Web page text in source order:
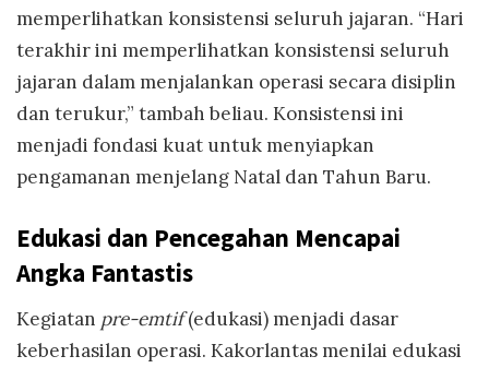
memperlihatkan konsistensi seluruh jajaran. “Hari
terakhir ini memperlihatkan konsistensi seluruh
jajaran dalam menjalankan operasi secara disiplin
dan terukur,” tambah beliau. Konsistensi ini
menjadi fondasi kuat untuk menyiapkan
pengamanan menjelang Natal dan Tahun Baru.
Edukasi dan Pencegahan Mencapai
Angka Fantastis
Kegiatan pre-emtif(edukasi) menjadi dasar
keberhasilan operasi. Kakorlantas menilai edukasi